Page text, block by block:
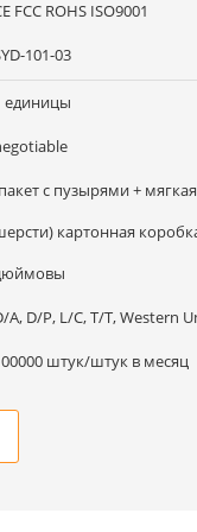
FCC ROHS ISO9001
101-03
единицы
с пузырями +
картонная
A, D/P, L/C, T/T, Western
штук/штук в месяц